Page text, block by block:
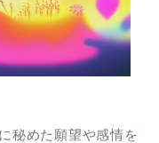
秘めた願望や感情を